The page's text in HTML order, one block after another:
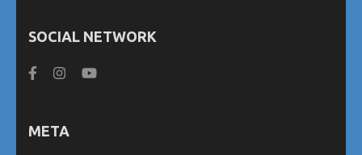
SOCIAL NETWORK
META